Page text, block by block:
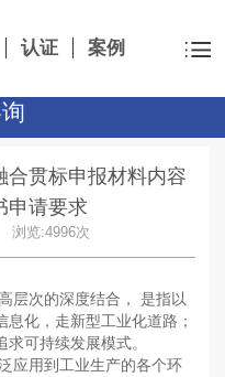
认证 案例
合贯标申报材料内容
申请要求
览:4996次
次的深度结合， 是指以
化，走新型工业化道路；
可持续发展模式。
用到工业生产的各个环